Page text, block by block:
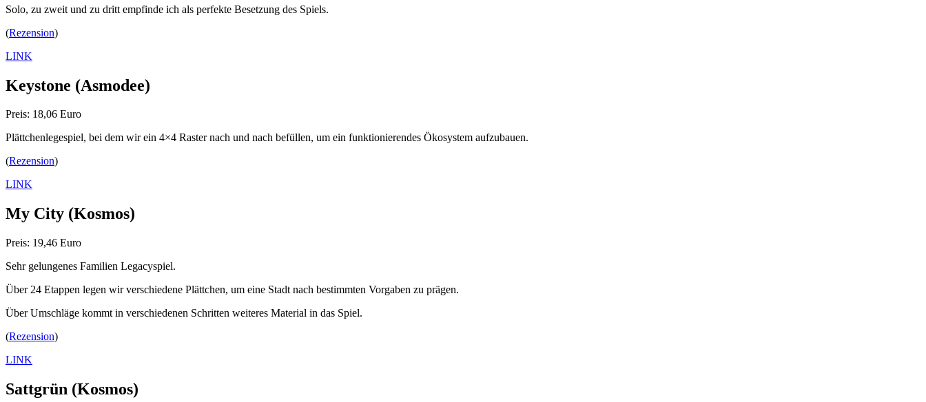
Solo, zu zweit und zu dritt empfinde ich als perfekte Besetzung des Spiels.
(Rezension)
LINK
Keystone (Asmodee)
Preis: 18,06 Euro
Plättchenlegespiel, bei dem wir ein 4×4 Raster nach und nach befüllen, um ein funktionierendes Ökosystem aufzubauen.
(Rezension)
LINK
My City (Kosmos)
Preis: 19,46 Euro
Sehr gelungenes Familien Legacyspiel.
Über 24 Etappen legen wir verschiedene Plättchen, um eine Stadt nach bestimmten Vorgaben zu prägen.
Über Umschläge kommt in verschiedenen Schritten weiteres Material in das Spiel.
(Rezension)
LINK
Sattgrün (Kosmos)